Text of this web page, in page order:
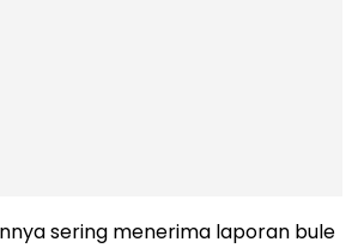
sering menerima laporan bule